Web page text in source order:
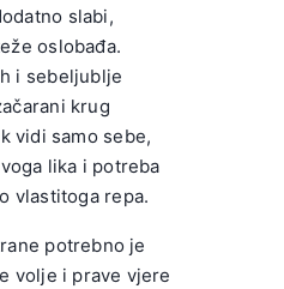
slabi,
oslobađa.
i sebeljublje
krug
vidi samo sebe,
lika i potreba
vlastitoga repa.
potrebno je
volje i prave vjere